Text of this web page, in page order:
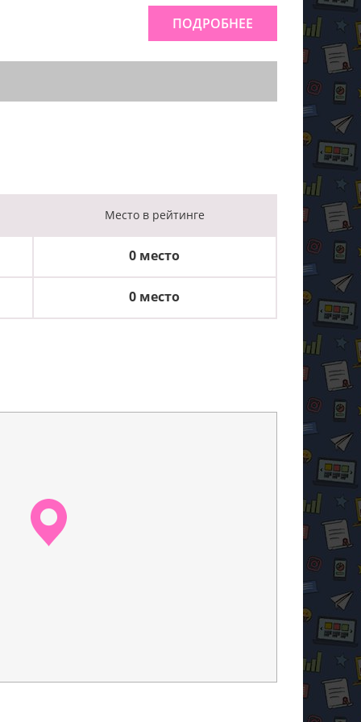
ПОДРОБНЕЕ
Место в рейтинге
0 место
0 место